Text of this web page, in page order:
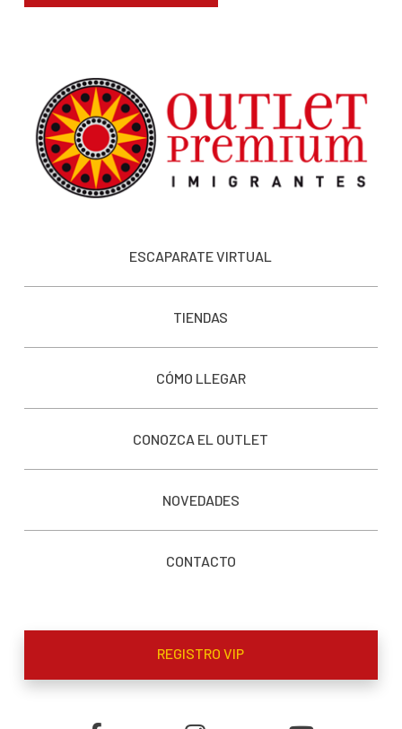
ESCAPARATE VIRTUAL
TIENDAS
CÓMO LLEGAR
CONOZCA EL OUTLET
NOVEDADES
CONTACTO
REGISTRO VIP